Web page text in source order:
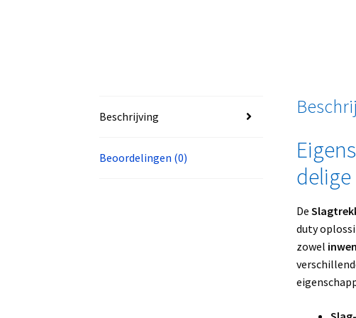
Beschrijving
Beoordelingen (0)
De
duty
zowel